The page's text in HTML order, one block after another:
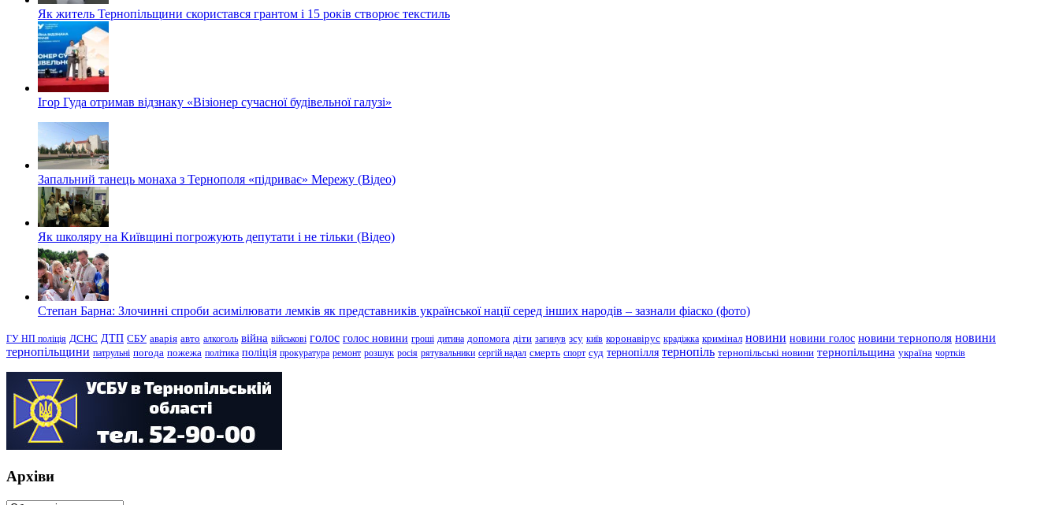
Як житель Тернопільщини скористався грантом і 15 років створює текстиль
Ігор Гуда отримав відзнаку «Візіонер сучасної будівельної галузі»
Запальний танець монаха з Тернополя «підриває» Мережу (Відео)
Як школяру на Київщині погрожують депутати і не тільки (Відео)
Степан Барна: Злочинні спроби асимілювати лемків як представників української нації серед інших народів – зазнали фіаско (фото)
ГУ НП поліція ДСНС ДТП СБУ аварія авто алкоголь війна військові голос голос новини гроші дитина допомога діти загинув зсу київ коронавірус крадіжка кримінал новини новини голос новини тернополя новини
тернопільщини патрульні погода пожежа політика поліція прокуратура ремонт розшук росія рятувальники сергій надал смерть спорт суд тернопілля тернопіль тернопільські новини тернопільщина україна чортків
Архіви